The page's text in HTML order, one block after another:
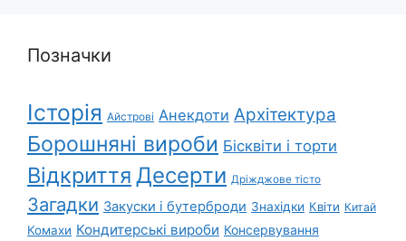
Позначки
Історія Айстрові Анекдоти Архітектура
Борошняні вироби Бісквіти і торти
Відкриття Десерти Дріжджове тісто
Загадки Закуски і бутерброди Знахідки Квіти Китай
Комахи Кондитерські вироби Консервування